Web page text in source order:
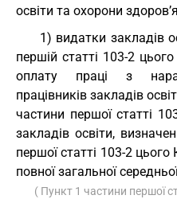
освіти та охорони
1) видатки закладів
першій статті 103-2
оплату праці з
працівників закладів
частини першої статті
закладів освіти,
першої статті 103-2 цього
повної загальної
( Пункт 1 частини першої